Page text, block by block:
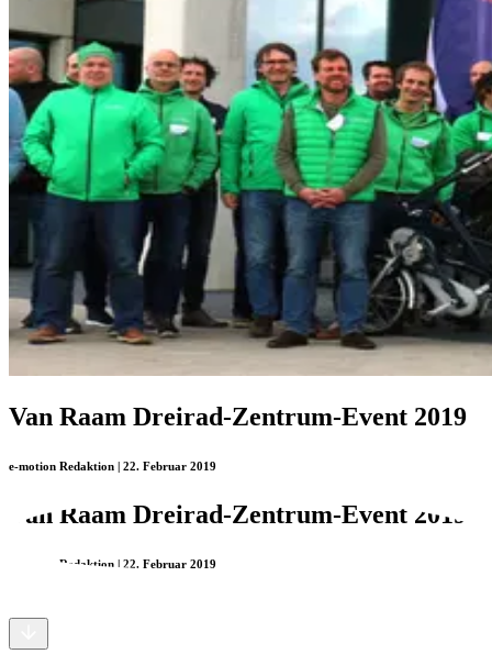
Van Raam Dreirad-Zentrum-Event 2019
e-motion Redaktion | 22. Februar 2019
Van Raam Dreirad-Zentrum-Event 2019
e-motion Redaktion | 22. Februar 2019